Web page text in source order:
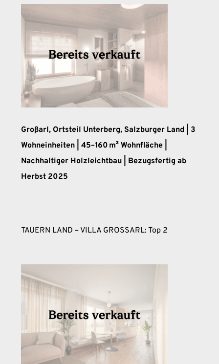
Großarl, Ortsteil Unterberg, Salzburger Land | 3
Wohneinheiten | 45–160 m² Wohnfläche |
Nachhaltiger Holzleichtbau | Bezugsfertig ab
Herbst 2025
TAUERN LAND – VILLA GROSSARL: Top 2